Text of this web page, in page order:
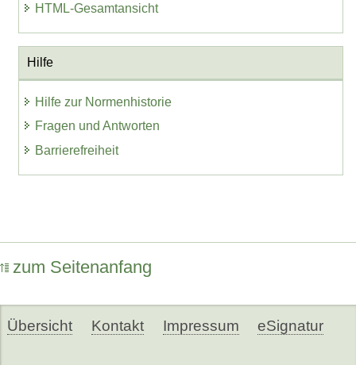
HTML-Gesamtansicht
Hilfe
Hilfe zur Normenhistorie
Fragen und Antworten
Barrierefreiheit
zum Seitenanfang
Übersicht Kontakt Impressum eSignatur